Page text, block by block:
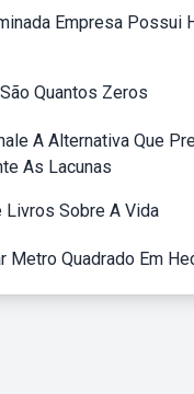
Empresa Possui
Quantos Zeros
A Alternativa Que
As Lacunas
Livros Sobre A Vida
Metro Quadrado Em